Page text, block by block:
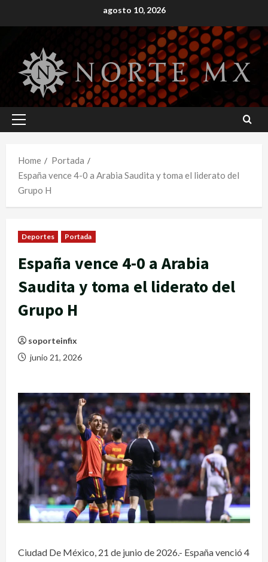
to
agosto 10, 2026
Primary
Home
Portada
España vence 4-0 a Arabia Saudita y toma el liderato del
Grupo H
Deportes Portada
España vence 4-0 a Arabia
Saudita y toma el liderato del
Grupo H
soporteinfix
junio 21, 2026
Ciudad De México, 21 de junio de 2026.- España venció 4